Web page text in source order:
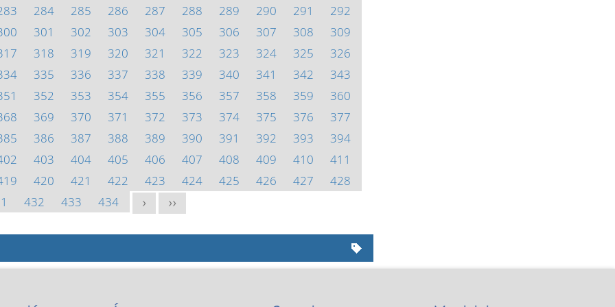
284 285 286 287 288 289 290 291
292
301 302 303 304 305 306 307 308
309
318 319 320 321 322 323 324 325
326
335 336 337 338 339 340 341 342
343
352 353 354 355 356 357 358 359
360
369 370 371 372 373 374 375 376
377
386 387 388 389 390 391 392 393
394
403 404 405 406 407 408 409 410
411
420 421 422 423 424 425 426 427
428
432 433 434 > >>